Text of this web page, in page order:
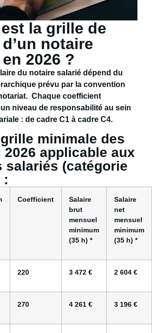
la grille de
notaire
2026 ?
du notaire salarié dépend du
prévu par la convention
Chaque coefficient
niveau de responsabilité au sein
: de cadre C1 à cadre C4.
minimale des
2026 applicable aux
salariés (catégorie
:
Coefficient
Salaire
brut
mensuel
minimum
(35 h) *
Salaire
net
mensuel
minimum
(35 h) *
220 3 472 € 2 604 €
270 4 261 € 3 196 €